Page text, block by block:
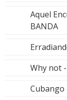
Aquel
BANDA
Why not
Cubango